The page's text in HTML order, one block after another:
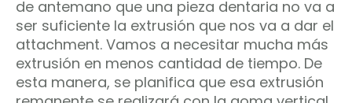
de antemano que una pieza dentaria no va a
ser suficiente la extrusión que nos va a dar el
attachment. Vamos a necesitar mucha más
extrusión en menos cantidad de tiempo. De
esta manera, se planifica que esa extrusión